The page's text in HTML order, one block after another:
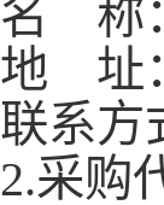
名
称
地
址
联系方
2.采购